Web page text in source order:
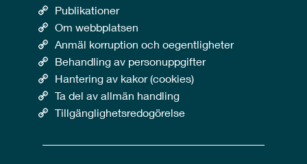
Publikationer
Om webbplatsen
Anmäl korruption och oegentligheter
Behandling av personuppgifter
Hantering av kakor (cookies)
Ta del av allmän handling
Tillgänglighetsredogörelse